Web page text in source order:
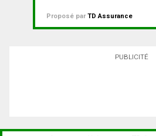
Proposé parTD Assurance
PUBLICITÉ